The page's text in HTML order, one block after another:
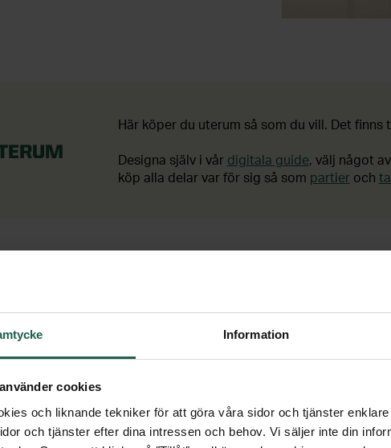
Information
cookies
och liknande tekniker för att göra våra sidor och tjänster
och tjänster efter dina intressen och behov. Vi säljer inte din
Här köper du uterum så som du vill. Det finns
Designa själv i vår digitala guide, välj något
köp alla delar var för sig så som partieroch
Det ska vara
vårt enkla